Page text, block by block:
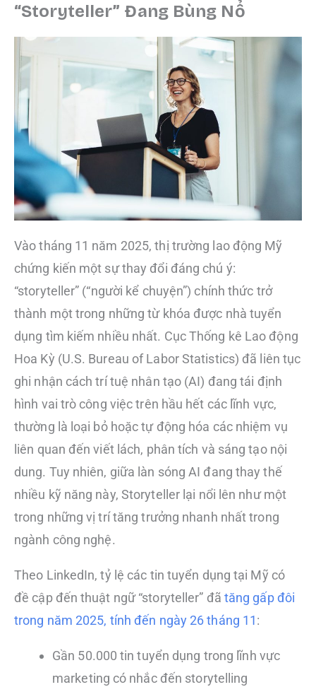
“Storyteller” Đang Bùng Nổ
Vào tháng 11 năm 2025, thị trường lao động Mỹ
chứng kiến một sự thay đổi đáng chú ý:
“storyteller” (“người kể chuyện”) chính thức trở
thành một trong những từ khóa được nhà tuyển
dụng tìm kiếm nhiều nhất. Cục Thống kê Lao động
Hoa Kỳ (U.S. Bureau of Labor Statistics) đã liên tục
ghi nhận cách trí tuệ nhân tạo (AI) đang tái định
hình vai trò công việc trên hầu hết các lĩnh vực,
thường là loại bỏ hoặc tự động hóa các nhiệm vụ
liên quan đến viết lách, phân tích và sáng tạo nội
dung. Tuy nhiên, giữa làn sóng AI đang thay thế
nhiều kỹ năng này, Storyteller lại nổi lên như một
trong những vị trí tăng trưởng nhanh nhất trong
ngành công nghệ.
Theo LinkedIn, tỷ lệ các tin tuyển dụng tại Mỹ có
đề cập đến thuật ngữ “storyteller” đã tăng gấp đôi
trong năm 2025, tính đến ngày 26 tháng 11:
Gần 50.000 tin tuyển dụng trong lĩnh vực
marketing có nhắc đến storytelling